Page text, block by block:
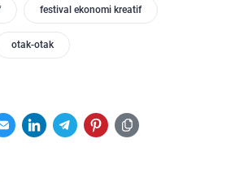
festival ekonomi kreatif
otak-otak